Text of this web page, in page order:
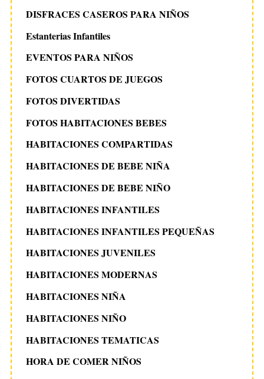
DISFRACES CASEROS PARA NIÑOS
Estanterias Infantiles
EVENTOS PARA NIÑOS
FOTOS CUARTOS DE JUEGOS
FOTOS DIVERTIDAS
FOTOS HABITACIONES BEBES
HABITACIONES COMPARTIDAS
HABITACIONES DE BEBE NIÑA
HABITACIONES DE BEBE NIÑO
HABITACIONES INFANTILES
HABITACIONES INFANTILES PEQUEÑAS
HABITACIONES JUVENILES
HABITACIONES MODERNAS
HABITACIONES NIÑA
HABITACIONES NIÑO
HABITACIONES TEMATICAS
HORA DE COMER NIÑOS